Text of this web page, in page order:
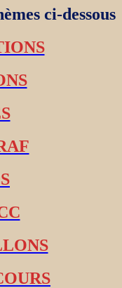
ci-dessous